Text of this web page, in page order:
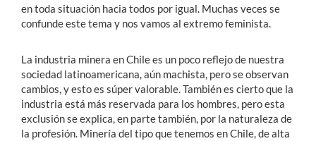
en toda situación hacia todos por igual. Muchas veces se
confunde este tema y nos vamos al extremo feminista.
La industria minera en Chile es un poco reflejo de nuestra
sociedad latinoamericana, aún machista, pero se observan
cambios, y esto es súper valorable. También es cierto que la
industria está más reservada para los hombres, pero esta
exclusión se explica, en parte también, por la naturaleza de
la profesión. Minería del tipo que tenemos en Chile, de alta